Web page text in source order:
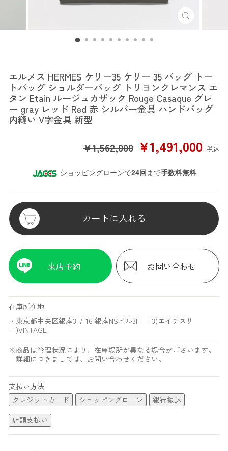
エルメス HERMES ケリー35 ケリー 35 バッグ トー
トバッグ ショルダーバッグ トリヨンクレマンス エ
タン Etain ルージュカザック Rouge Casaque グレ
ー gray レッド Red 赤 シルバー金具 ハンドバッグ
内縫い V字金具 新型
¥1,562,000 SALE
PRICE
¥1,491,000 税込
ショッピングローンで24回 まで手数料無料
カートに入れる
来店予約 お問い合わせ
在庫所在地
・東京都中央区銀座3-7-16 銀座NSビル3F H3(エイチスリ
ー)VINTAGE
※商品は管理状況により、在庫場所が異なる場合がございます。
詳細につきましては、お問い合わせください。
支払い方法
クレジットカード
ショッピングローン
銀行振込
店頭支払い